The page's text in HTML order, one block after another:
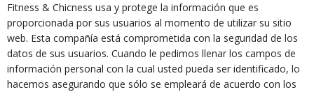
Fitness & Chicness usa y protege la información que es
proporcionada por sus usuarios al momento de utilizar su sitio
web. Esta compañía está comprometida con la seguridad de los
datos de sus usuarios. Cuando le pedimos llenar los campos de
información personal con la cual usted pueda ser identificado, lo
hacemos asegurando que sólo se empleará de acuerdo con los